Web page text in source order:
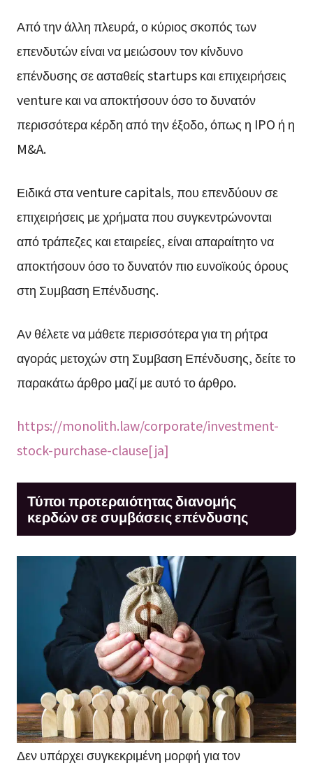
Από την άλλη πλευρά, ο κύριος σκοπός των
επενδυτών είναι να μειώσουν τον κίνδυνο
επένδυσης σε ασταθείς startups και επιχειρήσεις
venture και να αποκτήσουν όσο το δυνατόν
περισσότερα κέρδη από την έξοδο, όπως η IPO ή η
M&A.
Ειδικά στα venture capitals, που επενδύουν σε
επιχειρήσεις με χρήματα που συγκεντρώνονται
από τράπεζες και εταιρείες, είναι απαραίτητο να
αποκτήσουν όσο το δυνατόν πιο ευνοϊκούς όρους
στη Συμβαση Επένδυσης.
Αν θέλετε να μάθετε περισσότερα για τη ρήτρα
αγοράς μετοχών στη Συμβαση Επένδυσης, δείτε το
παρακάτω άρθρο μαζί με αυτό το άρθρο.
https://monolith.law/corporate/investment-
stock-purchase-clause[ja]
Τύποι προτεραιότητας διανομής
κερδών σε συμβάσεις επένδυσης
Δεν υπάρχει συγκεκριμένη μορφή για τον